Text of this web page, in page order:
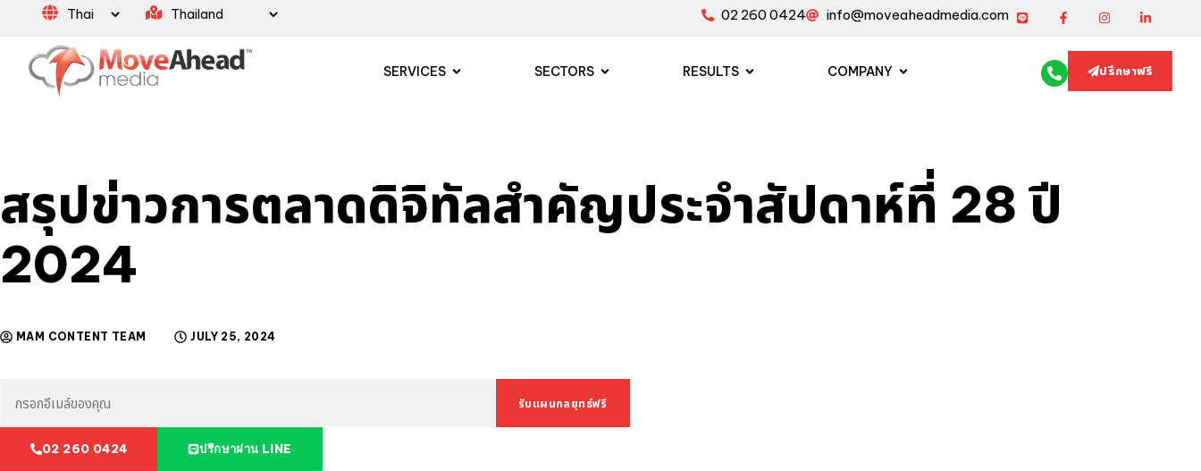
02 260 0424 info@moveaheadmedia.com
SERVICES SECTORS RESULTS COMPANY ปรึกษาฟรี
สรุปข่าวการตลาดดิจิทัลสำคัญประจำสัปดาห์ที่ 28 ปี
2024
MAM CONTENT TEAM JULY 25, 2024
รับแผนกลยุทธ์ฟรี
02 260 0424 ปรึกษาผ่าน LINE